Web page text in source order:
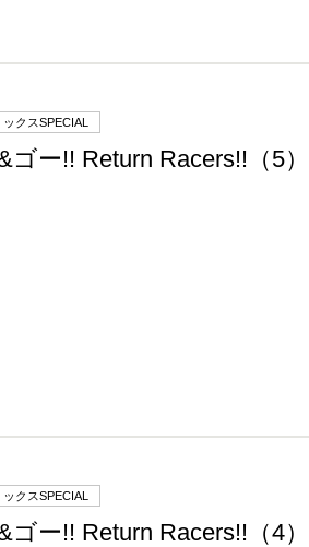
クスSPECIAL
ー!! Return Racers!!（5）
クスSPECIAL
ー!! Return Racers!!（4）